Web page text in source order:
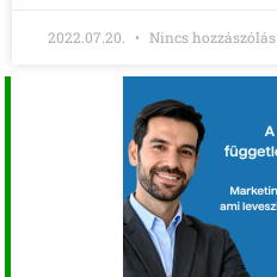
2022.07.20. Nincs hozzászólás